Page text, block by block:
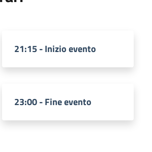
21:15 - Inizio evento
23:00 - Fine evento